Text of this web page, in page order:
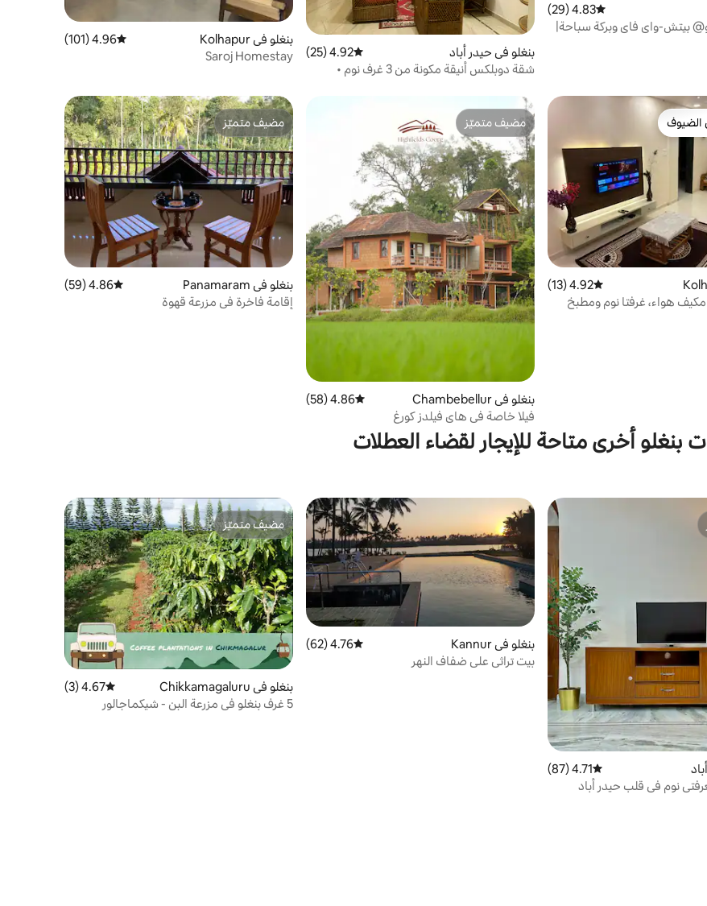
متوسط التقييم 4.83 من 5، 29 مراجعات
4.83 (29)
بيتش-واي فاي وبركة سباحة|
بنغلو في حيدر أباد متوسط التقييم 4.92 من 5، 25 مراجعات
4.92 (25)
شقة دوبلكس أنيقة مكونة من 3 غرف نوم •
لحفلات الزفاف
بنغلو في Kolhapur متوسط التقييم 4.96 من 5، 101 مراجعات
4.96 (101)
Saroj Homestay
المفضّلة لدى الضيوف
متوسط التقييم 4.92 من 5، 13 مراجعات
4.92 (13)
هواء، غرفتا نوم ومطبخ
مضيف متميّز
مضيف متميّز
بنغلو في Chambebellur متوسط التقييم 4.86 من 5، 58 مراجعات
4.86 (58)
فيلا خاصة في هاي فيلدز كورغ
مضيف متميّز
مضيف متميّز
بنغلو في Panamaram متوسط التقييم 4.86 من 5، 59 مراجعات
4.86 (59)
إقامة فاخرة في مزرعة قهوة
بنغلو أخرى متاحة للإيجار لقضاء العطلات
متوسط التقييم 4.71 من 5، 87 مراجعات
4.71 (87)
نوم في قلب حيدر أباد
بنغلو في Kannur متوسط التقييم 4.76 من 5، 62 مراجعات
4.76 (62)
بيت تراثي على ضفاف النهر
مضيف متميّز
مضيف متميّز
بنغلو في Chikkamagaluru متوسط التقييم 4.67 من 5، 3 مراجعات
4.67 (3)
5 غرف بنغلو في مزرعة البن - شيكماجالور